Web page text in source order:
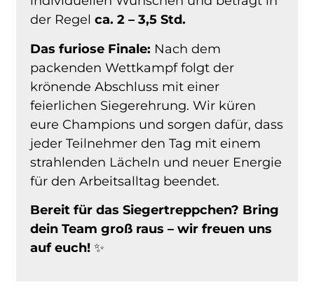
der Regelca. 2 – 3,5 Std.
Das furiose Finale: Nach dem
packenden Wettkampf folgt der
krönende Abschluss mit einer
feierlichen Siegerehrung. Wir küren
eure Champions und sorgen dafür, dass
jeder Teilnehmer den Tag mit einem
strahlenden Lächeln und neuer Energie
für den Arbeitsalltag beendet.
Bereit für das Siegertreppchen? Bring
dein Team groß raus – wir freuen uns
auf euch! ✨